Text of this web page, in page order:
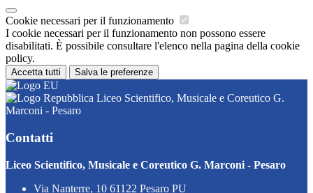
Cookie necessari per il funzionamento
I cookie necessari per il funzionamento non possono essere
disabilitati. È possibile consultare l'elenco nella pagina della cookie
policy.
Accetta tutti Salva le preferenze
Liceo Scientifico, Musicale e Coreutico G.
Marconi - Pesaro
Contatti
Liceo Scientifico, Musicale e Coreutico G. Marconi - Pesaro
Via Nanterre, 10 61122 Pesaro PU